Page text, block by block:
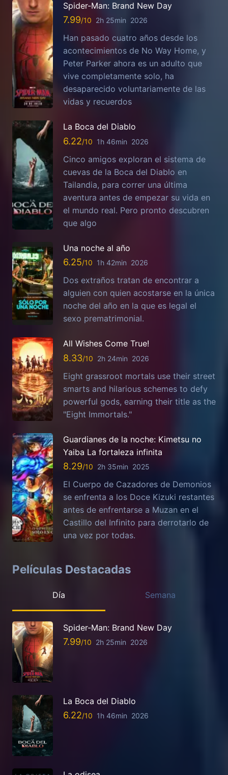
Spider-Man: Brand New Day
7.99 2h 25min 2026
Han pasado cuatro años desde los
acontecimientos de No Way Home, y
Peter Parker ahora es un adulto que
vive completamente solo, ha
desaparecido voluntariamente de las
vidas y recuerdos
La Boca del Diablo
6.22 1h 46min 2026
Cinco amigos exploran el sistema de
cuevas de la Boca del Diablo en
Tailandia, para correr una última
aventura antes de empezar su vida en
el mundo real. Pero pronto descubren
que algo
Una noche al año
6.25 1h 42min 2026
Dos extraños tratan de encontrar a
alguien con quien acostarse en la única
noche del año en la que es legal el
sexo prematrimonial.
All Wishes Come True!
8.33 2h 24min 2026
Eight grassroot mortals use their street
smarts and hilarious schemes to defy
powerful gods, earning their title as the
"Eight Immortals."
Guardianes de la noche: Kimetsu no
Yaiba La fortaleza infinita
8.29 2h 35min 2025
El Cuerpo de Cazadores de Demonios
se enfrenta a los Doce Kizuki restantes
antes de enfrentarse a Muzan en el
Castillo del Infinito para derrotarlo de
una vez por todas.
Películas Destacadas
Día Semana
Spider-Man: Brand New Day
7.99 2h 25min 2026
La Boca del Diablo
6.22 1h 46min 2026